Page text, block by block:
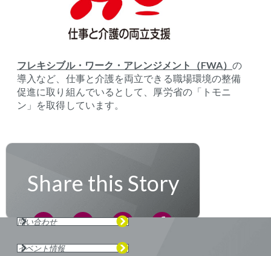
フレキシブル・ワーク・アレンジメント（FWA） の
導入など、仕事と介護を両立できる職場環境の整備
促進に取り組んでいるとして、厚労省の「トモニ
ン」を取得しています。
Share this Story
問い合わせ
イベント情報